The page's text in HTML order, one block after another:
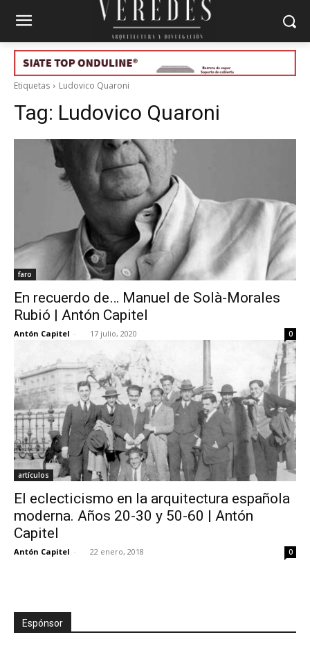
Etiquetas Ludovico Quaroni
Tag: Ludovico Quaroni
faro
En recuerdo de… Manuel de Solà-Morales
Rubió | Antón Capitel
Antón Capitel - 17 julio, 2020 0
artículos
El eclecticismo en la arquitectura española
moderna. Años 20-30 y 50-60 | Antón
Capitel
Antón Capitel - 22 enero, 2018 0
Espónsor